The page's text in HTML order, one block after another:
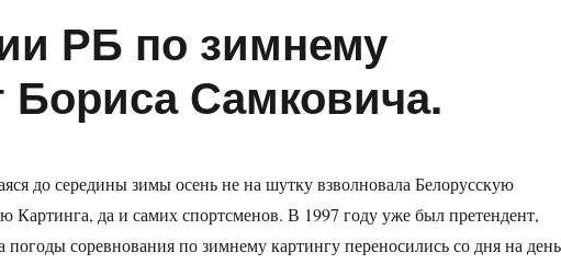
РБ по зимнему
Бориса Самковича.
до середины зимы осень не на шутку взволновала Белорусскую
Картинга, да и самих спортсменов. В 1997 году уже был претендент,
погоды соревнования по зимнему картингу переносились со дня на